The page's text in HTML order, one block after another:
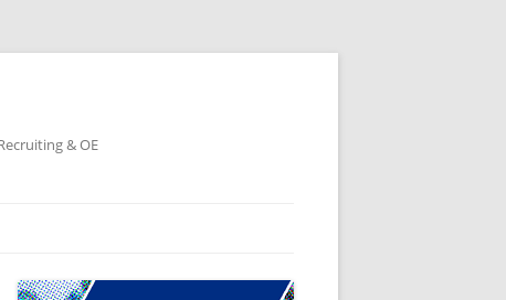
& OE